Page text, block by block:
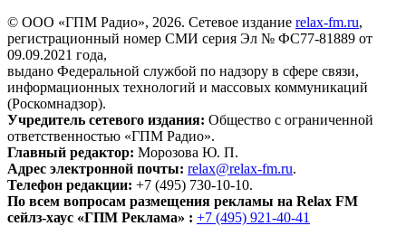
© ООО «ГПМ Радио», 2026. Сетевое издание relax-fm.ru,
регистрационный номер СМИ серия Эл № ФС77-81889 от
09.09.2021 года,
выдано Федеральной службой по надзору в сфере связи,
информационных технологий и массовых коммуникаций
(Роскомнадзор).
Учредитель сетевого издания: Общество с ограниченной
ответственностью «ГПМ Радио».
Главный редактор: Морозова Ю. П.
Адрес электронной почты: relax@relax-fm.ru.
Телефон редакции: +7 (495) 730-10-10.
По всем вопросам размещения рекламы на Relax FM
сейлз-хаус «ГПМ Реклама» : +7 (495) 921-40-41